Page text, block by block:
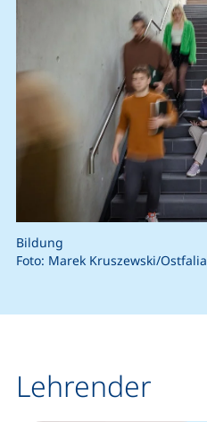
Bildung
Foto: Marek Kruszewski/Ostfalia
Lehrender